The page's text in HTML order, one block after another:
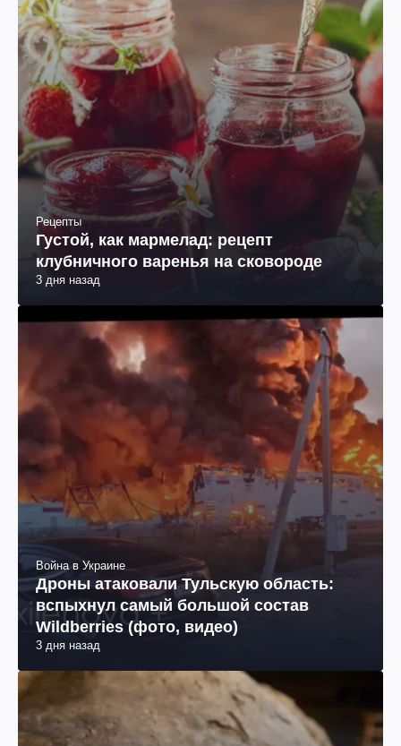
Рецепты
Густой, как мармелад: рецепт
клубничного варенья на сковороде
3 дня назад
Война в Украине
Дроны атаковали Тульскую область:
вспыхнул самый большой состав
Wildberries (фото, видео)
3 дня назад